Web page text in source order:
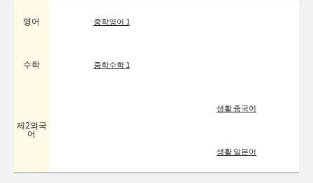
영어 중학영어 1
수학 중학수학 1
제2외국
어
생활 중국어
생활 일본어